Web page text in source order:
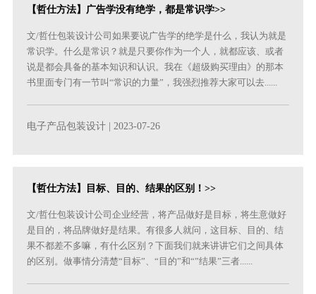
【哲仕方法】广告学没有绝学，都是常识学>>
文/哲仕包装设计公司如果要说广告学的绝学是什么，我认为就是
常识学。什么是常识？就是只要你作为一个人，就都应该、或者
说是都会具备的基本知识和认识。我在《超级购买理由》的那本
书里面专门有一节叫“常识的力量”，我强烈推荐大家可以去......
电子产品包装设计 | 2023-07-26
【哲仕方法】目标、目的、结果的区别！>>
文/哲仕包装设计公司企业经营，将产品做好是目标，将生意做好
是目的，将品牌做好是结果。有很多人就问，这目标、目的、结
果不都差不多嘛，有什么区别？下面我们就来讲讲它们之间具体
的区别。做事情分清楚“目标”、“目的”和“”结果”三者......